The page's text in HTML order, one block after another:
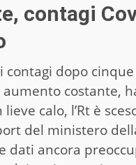
contagi
contagi dopo cinque
costante,
calo, l’Rt è
del ministero
dati ancora